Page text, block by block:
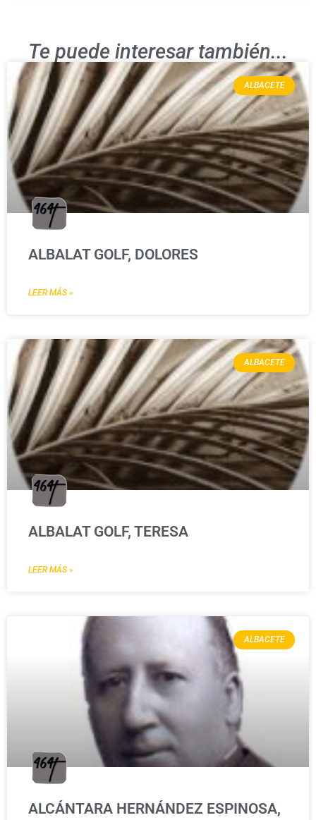
Te puede interesar también...
ALBACETE
ALBALAT GOLF, DOLORES
LEER MÁS »
ALBACETE
ALBALAT GOLF, TERESA
LEER MÁS »
ALBACETE
ALCÁNTARA HERNÁNDEZ ESPINOSA,